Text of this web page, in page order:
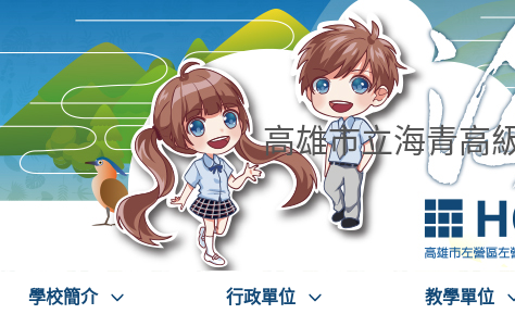
高雄市立海青高
學校簡介 行政單位 教學單位